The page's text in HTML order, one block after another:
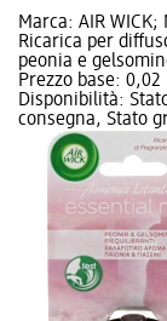
Marca: AIR
Ricarica per
peonia e
Prezzo base:
Disponibilità:
consegna, Stato